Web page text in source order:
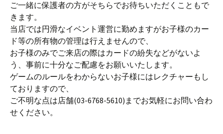
ご一緒に保護者の方がそちらでお待ちいただくこともで
きます。
当店では円滑なイベント運営に勤めますがお子様のカー
ド等の所有物の管理は行えませんので、
お子様のみでご来店の際はカードの紛失などがないよ
う、事前に十分なご配慮をお願いいたします。
ゲームのルールをわからないお子様にはレクチャーもし
ておりますので、
ご不明な点は店舗(03-6768-5610)までお気軽にお問い合わ
せください。